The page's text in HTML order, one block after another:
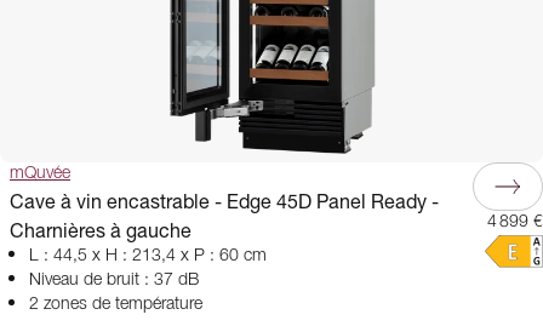
mQuvée
Cave à vin encastrable - Edge 45D Panel Ready -
Charnières à gauche
L : 44,5 x H : 213,4 x P : 60 cm
Niveau de bruit : 37 dB
2 zones de température
4 899 €